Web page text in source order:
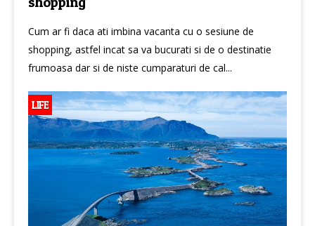
Cum ar fi daca ati imbina vacanta cu o sesiune de
shopping, astfel incat sa va bucurati si de o destinatie
frumoasa dar si de niste cumparaturi de cal...
LIFE